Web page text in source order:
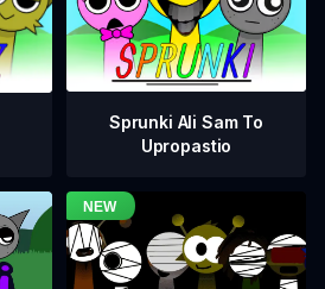
Sprunki Ali Sam To
Upropastio